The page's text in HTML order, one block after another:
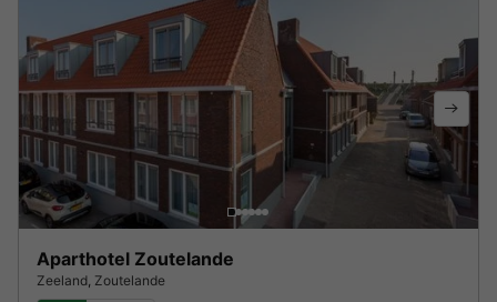
Aparthotel Zoutelande
Zeeland Zoutelande